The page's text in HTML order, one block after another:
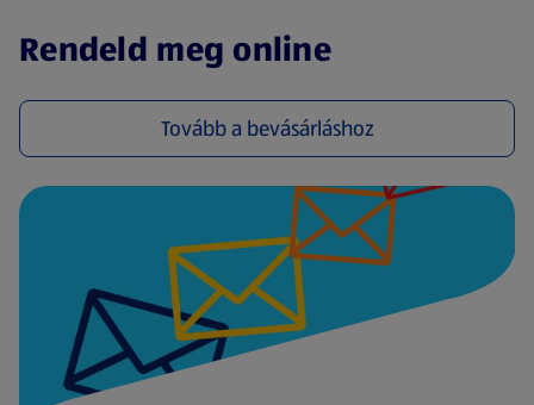
Rendeld meg online
Tovább a bevásárláshoz
(új oldalon nyílik meg)